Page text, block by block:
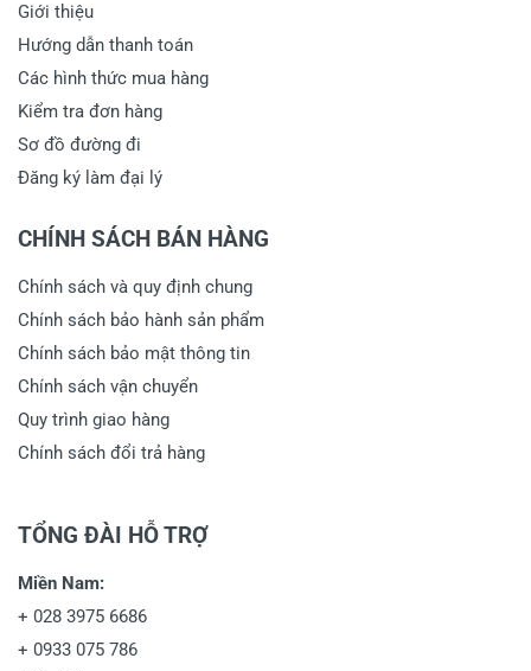
Giới thiệu
Hướng dẫn thanh toán
Các hình thức mua hàng
Kiểm tra đơn hàng
Sơ đồ đường đi
Đăng ký làm đại lý
CHÍNH SÁCH BÁN HÀNG
Chính sách và quy định chung
Chính sách bảo hành sản phẩm
Chính sách bảo mật thông tin
Chính sách vận chuyển
Quy trình giao hàng
Chính sách đổi trả hàng
TỔNG ĐÀI HỖ TRỢ
Miền Nam:
+ 028 3975 6686
+ 0933 075 786